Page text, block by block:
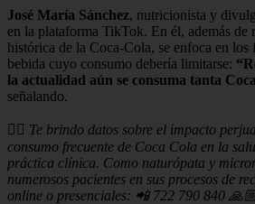
José María Sánchez, nutricionista y
en la plataforma TikTok. En él, además de
histórica de la Coca-Cola, se enfoca en los
bebida cuyo consumo debería limitarse:
la actualidad aún se consuma tanta
señalando.
☝🏼 Te brindo datos sobre el impacto
consumo frecuente de Coca Cola en la
práctica clínica. Como naturópata y
numerosos pacientes en sus procesos de
online o presenciales: 📲 722 790 840